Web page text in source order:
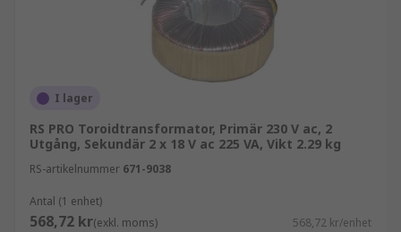
I lager
RS PRO Toroidtransformator, Primär 230 V ac, 2
Utgång, Sekundär 2 x 18 V ac 225 VA, Vikt 2.29 kg
RS-artikelnummer 671-9038
Antal (1 enhet)
568,72 kr(exkl. moms) 568,72 kr/enhet